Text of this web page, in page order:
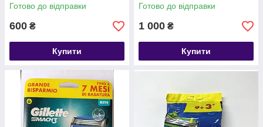
Готово до відправки
600 ₴
Купити
Готово до відправки
1 000 ₴
Купити